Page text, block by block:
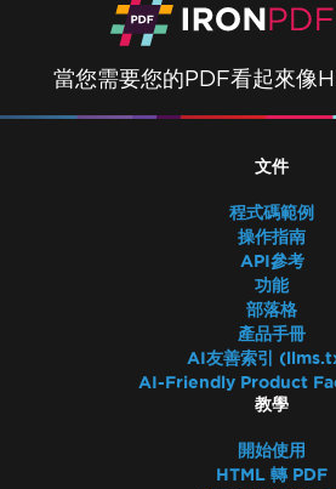
當您需要您的PDF看起來像
文件
程式碼範例
操作指南
API參考
功能
部落格
產品手冊
AI友善索引
AI-Friendly Product
教學
開始使用
HTML 轉 PDF